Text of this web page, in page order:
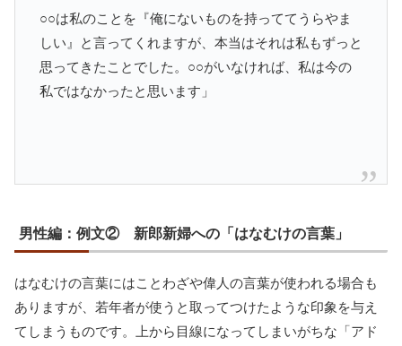
○○は私のことを『俺にないものを持っててうらやま
しい』と言ってくれますが、本当はそれは私もずっと
思ってきたことでした。○○がいなければ、私は今の
私ではなかったと思います」
男性編：例文② 新郎新婦への「はなむけの言葉」
はなむけの言葉にはことわざや偉人の言葉が使われる場合も
ありますが、若年者が使うと取ってつけたような印象を与え
てしまうものです。上から目線になってしまいがちな「アド